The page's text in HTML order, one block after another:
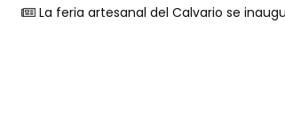
La feria artesanal del Calvario se